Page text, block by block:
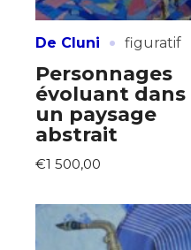
De Cluni · figuratif
Personnages
évoluant dans
un paysage
abstrait
€1 500,00